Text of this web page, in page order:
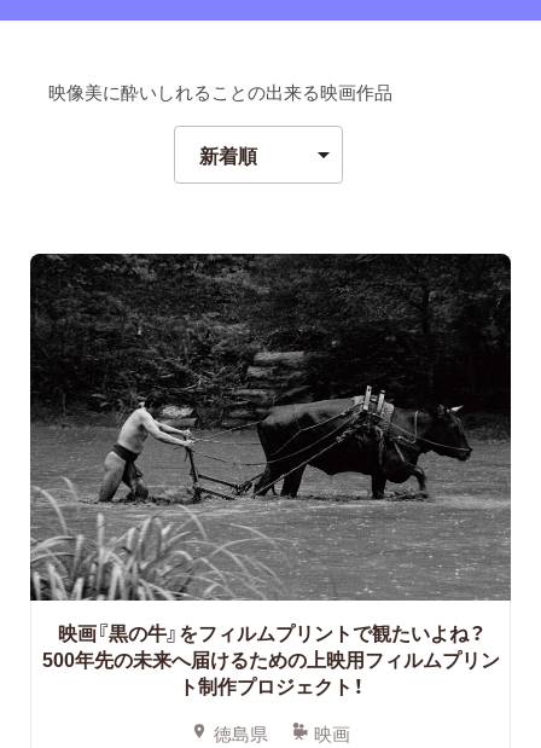
映像美に酔いしれることの出来る映画作品
映画『黒の牛』をフィルムプリントで観たいよね？
500年先の未来へ届けるための上映用フィルムプリン
ト制作プロジェクト！
徳島県 映画